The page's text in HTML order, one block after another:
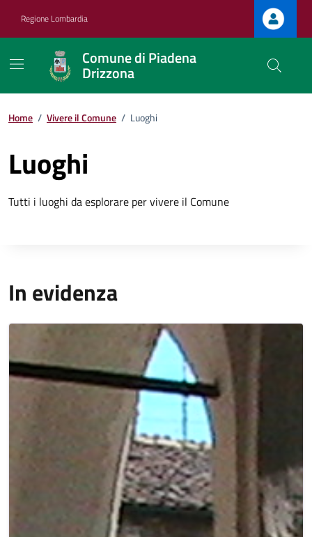
Regione Lombardia
Comune di Piadena
Drizzona
Home / Vivere il Comune / Luoghi
Luoghi
Tutti i luoghi da esplorare per vivere il Comune
In evidenza